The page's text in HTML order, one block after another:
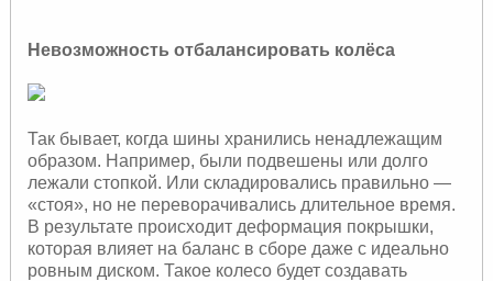
Невозможность отбалансировать колёса
Так бывает, когда шины хранились ненадлежащим
образом. Например, были подвешены или долго
лежали стопкой. Или складировались правильно —
«стоя», но не переворачивались длительное время.
В результате происходит деформация покрышки,
которая влияет на баланс в сборе даже с идеально
ровным диском. Такое колесо будет создавать